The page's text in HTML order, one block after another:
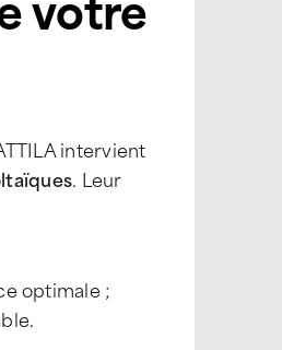
intervient
. Leur
optimale ;